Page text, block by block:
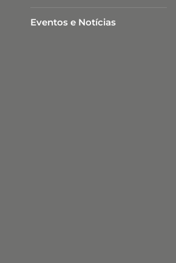
Eventos e Notícias